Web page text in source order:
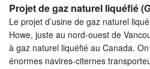
Projet de gaz naturel liquéfié
Le projet d’usine de gaz naturel
Howe, juste au nord-ouest de
à gaz naturel liquéfié au Canada.
énormes navires-citernes